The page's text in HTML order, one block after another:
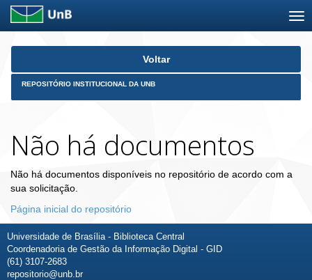
Skip
Voltar
REPOSITÓRIO INSTITUCIONAL DA UNB
Não há documentos
Não há documentos disponíveis no repositório de acordo com a
sua solicitação.
Página inicial do repositório
Universidade de Brasília - Biblioteca Central
Coordenadoria de Gestão da Informação Digital - GID
(61) 3107-2683
repositorio@unb.br